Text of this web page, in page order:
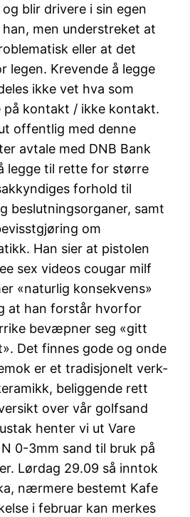
blir drivere i sin egen
men understreket at
eller at det
legen. Krevende å legge
ikke vet hva som
på kontakt / ikke kontakt.
offentlig med denne
avtale med DNB Bank
legge til rette for større
forhold til
beslutningsorganer, samt
om
Han sier at pistolen
sex videos cougar milf
«naturlig konsekvens»
at han forstår hvorfor
bevæpner seg «gitt
Det finnes gode og onde
er et tradi­sjo­nelt verk­
belig­gende rett
over vår golfsand
henter vi ut Vare
0-3mm sand til bruk på
Lørdag 29.09 så inntok
nærmere bestemt Kafe
i februar kan merkes